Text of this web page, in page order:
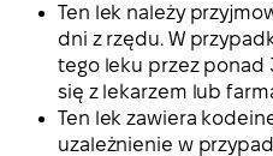
Ten lek należy
dni z rzędu. W
tego leku przez ponad
się z lekarzem lub
Ten lek zawiera
uzależnienie w